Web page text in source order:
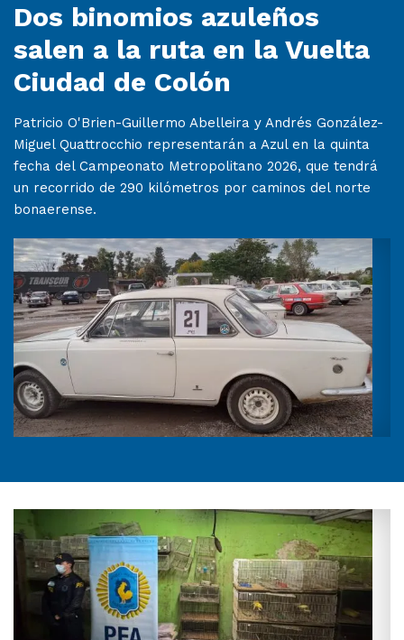
Dos binomios azuleños
salen a la ruta en la Vuelta
Ciudad de Colón
Patricio O'Brien-Guillermo Abelleira y Andrés González-
Miguel Quattrocchio representarán a Azul en la quinta
fecha del Campeonato Metropolitano 2026, que tendrá
un recorrido de 290 kilómetros por caminos del norte
bonaerense.